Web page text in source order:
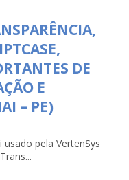
DE
E
– PE)
pela VertenSys